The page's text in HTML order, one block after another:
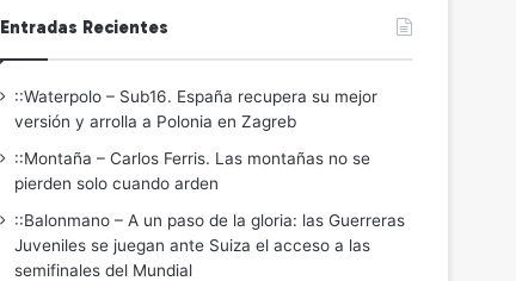
Entradas Recientes
::Waterpolo – Sub16. España recupera su mejor
versión y arrolla a Polonia en Zagreb
::Montaña – Carlos Ferris. Las montañas no se
pierden solo cuando arden
::Balonmano – A un paso de la gloria: las Guerreras
Juveniles se juegan ante Suiza el acceso a las
semifinales del Mundial